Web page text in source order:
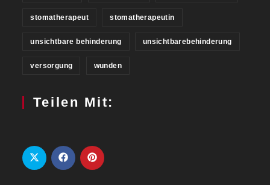
stomatherapeut stomatherapeutin
unsichtbare behinderung unsichtbarebehinderung
versorgung wunden
Teilen Mit: